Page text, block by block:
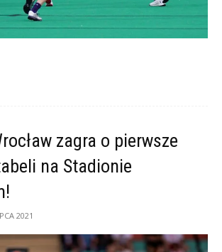
zagra o pierwsze
na Stadionie
2021